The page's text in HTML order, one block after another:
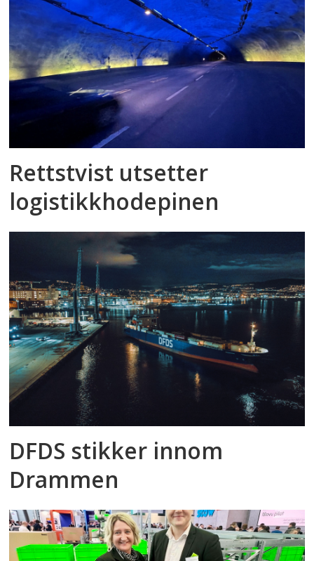
Rettstvist utsetter
logistikkhodepinen
DFDS stikker innom
Drammen